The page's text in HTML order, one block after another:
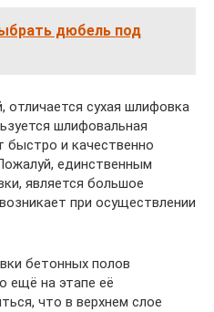
дюбель под
отличается сухая шлифовка
шлифовальная
быстро и качественно
единственным
является большое
при осуществлении
бетонных полов
ещё на этапе её
что в верхнем слое